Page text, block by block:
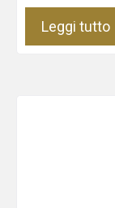
Leggi tutto